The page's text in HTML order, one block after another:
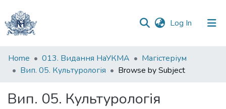
Log In (current)
Communities
&
All of DSpace
Home 013. Видання НаУКМА
Магістеріум
Вип. 05. Культурологія
Browse by Subject
Вип. 05. Культурологія